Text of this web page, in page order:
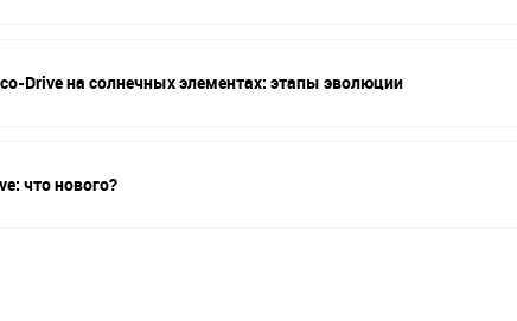
Drive на солнечных элементах: этапы эволюции
что нового?